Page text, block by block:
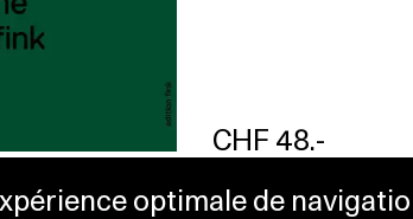
optimale de
CHF 48.-